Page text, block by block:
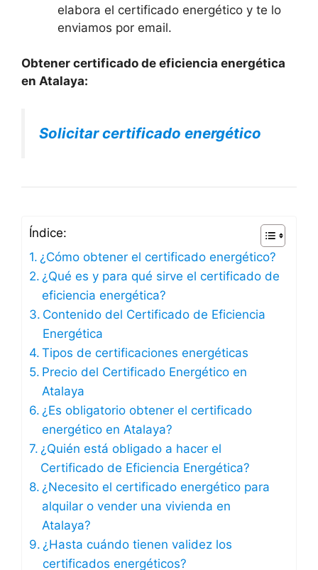
elabora el certificado energético y te lo
enviamos por email.
Obtener certificado de eficiencia energética
en Atalaya:
Solicitar certificado energético
Índice:
¿Cómo obtener el certificado energético?
¿Qué es y para qué sirve el certificado de
eficiencia energética?
Contenido del Certificado de Eficiencia
Energética
Tipos de certificaciones energéticas
Precio del Certificado Energético en
Atalaya
¿Es obligatorio obtener el certificado
energético en Atalaya?
¿Quién está obligado a hacer el
Certificado de Eficiencia Energética?
¿Necesito el certificado energético para
alquilar o vender una vivienda en
Atalaya?
¿Hasta cuándo tienen validez los
certificados energéticos?